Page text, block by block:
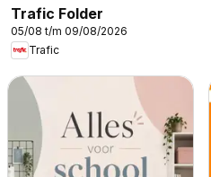
Trafic Folder
05/08 t/m 09/08/2026
Trafic